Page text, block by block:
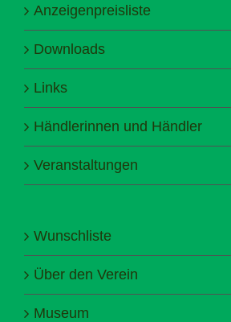
Anzeigenpreisliste
Downloads
Links
Händlerinnen und Händler
Veranstaltungen
Wunschliste
Über den Verein
Museum